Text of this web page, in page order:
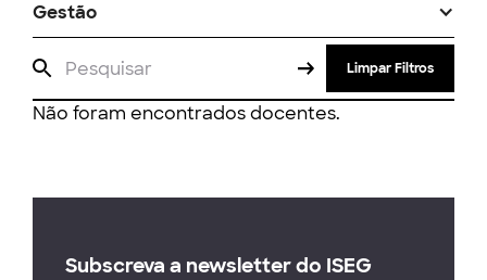
Gestão
Limpar Filtros
Não foram encontrados docentes.
Subscreva a newsletter do ISEG